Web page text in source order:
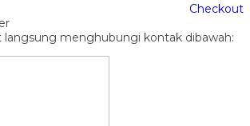
Checkout
langsung menghubungi kontak dibawah: